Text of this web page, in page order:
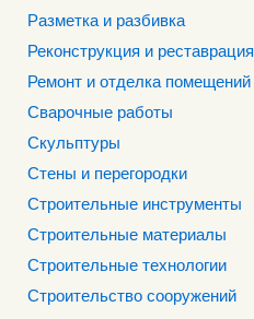
Разметка и разбивка
Реконструкция и реставрация
Ремонт и отделка помещений
Сварочные работы
Скульптуры
Стены и перегородки
Строительные инструменты
Строительные материалы
Строительные технологии
Строительство сооружений